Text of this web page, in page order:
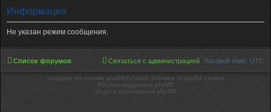
Информация
Не указан режим сообщения.
Список форумов Часовой пояс: UTC
Связаться с администрацией
Создано на основе phpBB® Forum Software © phpBB Limited
Русская поддержка phpBB
Моды и расширения phpBB